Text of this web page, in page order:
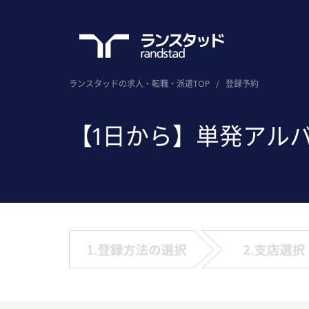
ランスタッドの求人・転職・派遣TOP / 登録予約
【1日から】単発アル